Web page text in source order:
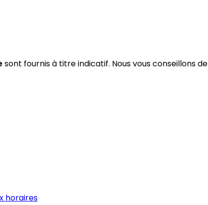
sont fournis à titre indicatif. Nous vous conseillons de
horaires